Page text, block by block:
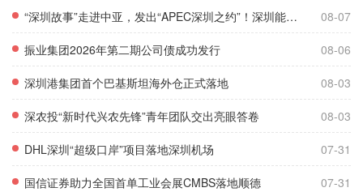
“深圳故事”走进中亚，发出“APEC深圳之约”！深圳能源集团现场分享“丝路万家灯火”... 08-07
振业集团2026年第二期公司债成功发行 08-06
深圳港集团首个巴基斯坦海外仓正式落地 08-03
深农投“新时代兴农先锋”青年团队交出亮眼答卷 08-03
DHL深圳“超级口岸”项目落地深圳机场 07-31
国信证券助力全国首单工业会展CMBS落地顺德 07-31